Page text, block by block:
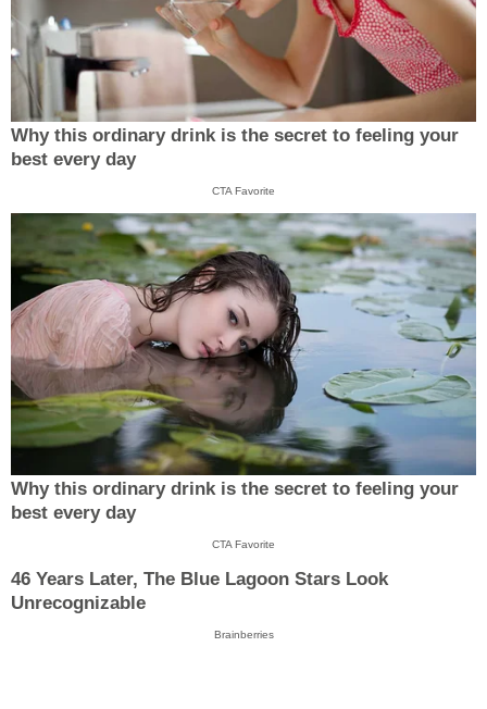
Why this ordinary drink is the secret to feeling your
best every day
CTA Favorite
Why this ordinary drink is the secret to feeling your
best every day
CTA Favorite
46 Years Later, The Blue Lagoon Stars Look
Unrecognizable
Brainberries